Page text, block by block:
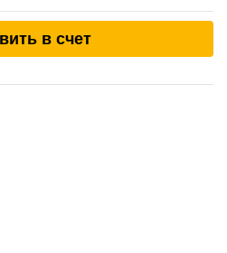
в счет